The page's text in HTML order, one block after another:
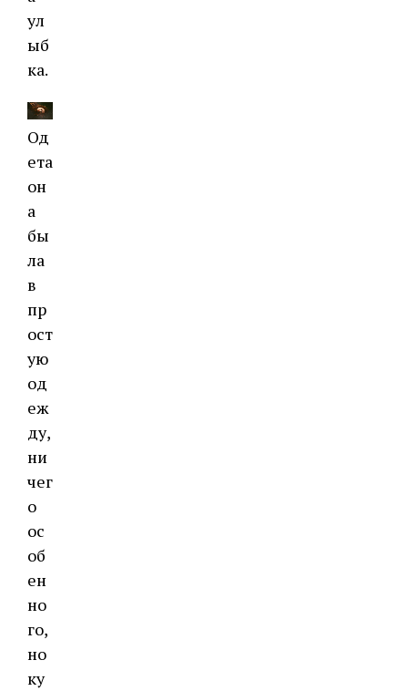
ул
ыб
ка.
Од
ета
он
а
бы
ла
в
пр
ост
ую
од
еж
ду,
ни
чег
о
ос
об
ен
но
го,
но
ку